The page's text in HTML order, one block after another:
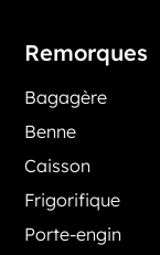
Remorques
Bagagère
Benne
Caisson
Frigorifique
Porte-engin